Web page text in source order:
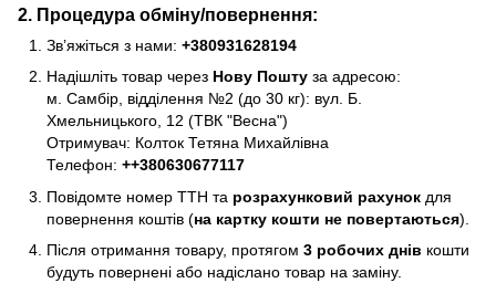
2. Процедура обміну/повернення:
Зв’яжіться з нами: +380931628194
Надішліть товар через Нову Пошту за адресою:
м. Самбір, відділення №2 (до 30 кг): вул. Б.
Хмельницького, 12 (ТВК "Весна")
Отримувач: Колток Тетяна Михайлівна
Телефон: ++380630677117
Повідомте номер ТТН та розрахунковий рахунок для
повернення коштів (на картку кошти не повертаються).
Після отримання товару, протягом 3 робочих днів кошти
будуть повернені або надіслано товар на заміну.